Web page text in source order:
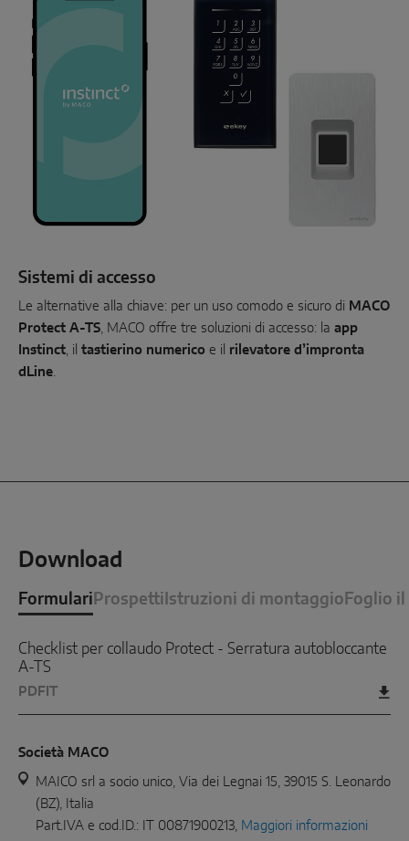
Sistemi di accesso
Le alternative alla chiave: per un uso comodo e sicuro di MACO
Protect A-TS, MACO offre tre soluzioni di accesso: la app
Instinct, il tastierino numerico e il rilevatore d’impronta
dLine.
Download
Formulari Prospetti Istruzioni di montaggio Foglio
Checklist per collaudo Protect - Serratura autobloccante
A-TS
PDF IT
Società MACO
MAICO srl a socio unico, Via dei Legnai 15, 39015 S. Leonardo
(BZ), Italia
Part.IVA e cod.ID.: IT 00871900213, Maggiori informazioni